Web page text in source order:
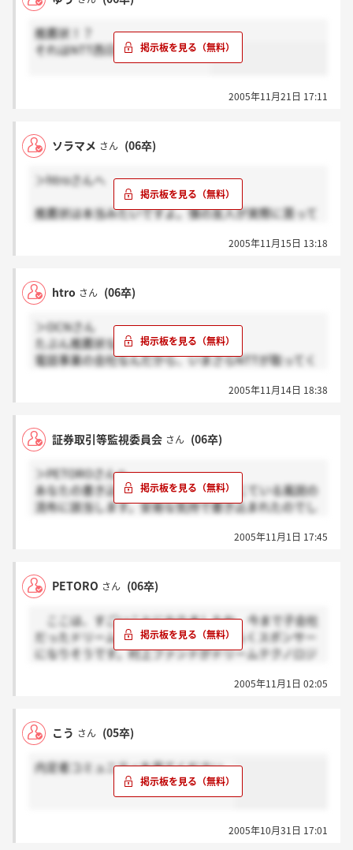
推薦状！？
それはNTT西日本なんですか？？
2005年11月21日 17:11
ソラマメ さん (06卒)
＞htroさんへ
推薦状は本当みたいですよ。僕の友人が実際に貰って
2005年11月15日 13:18
htro さん (06卒)
＞OCNさん
たぶん推薦状なんてうそでしょう。
電話事業の会社なんだから、いまさらNTTが取ってく
2005年11月14日 18:38
証券取引等監視委員会 さん (06卒)
＞PETOROさんへ
あなたの書き込みは、証券取引法が禁じている風説の
流布に該当します。安易な気持で書き込まれたのでし
風説の流布：
有価証券などの相場を変動させる目的で不確かな情報
いる。風説は証取法では虚偽の情報と限定しておら
ず、事実の裏付けのない情報も処罰の対象となる。罰
則は5年以下の懲役または500万円以下の罰金。
2005年11月1日 17:45
PETORO さん (06卒)
ここは、すごいことになりましたね。今まで子会社
だったドリームテクノロジーズがおそらくスポンサー
になりそうです。村上ファンドがドリームテクノロジ
ドリームテクノロジーズを通して平成電電を支援する
自分でもいろいろ調べてみて下さい。
今後どうなるかわかりませんが内定された方頑張って
2005年11月1日 02:05
こう さん (05卒)
内定者コミュニティを見てください。
2005年10月31日 17:01